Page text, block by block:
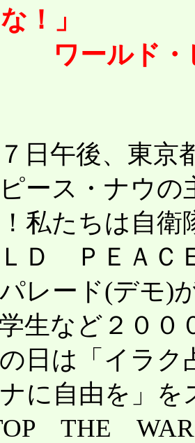
！」
ルド・ピー
日午後、東京
ピース・ナウ
私たちは自
ＬＤ ＰＥＡ
レード(デモ)
生など２００
日は「イラク
に自由を」
THE